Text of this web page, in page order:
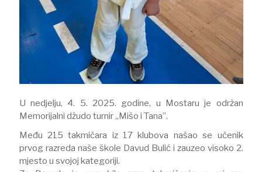
U nedjelju, 4. 5. 2025. godine, u Mostaru je održan
Memorijalni džudo turnir „Mišo i Tana”.
Među 215 takmičara iz 17 klubova našao se učenik
prvog razreda naše škole Davud Bulić i zauzeo visoko 2.
mjesto u svojoj kategoriji.